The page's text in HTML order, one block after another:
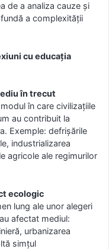
de a analiza cauze și
a complexității
cu educația
în trecut
în care civilizațiile
au contribuit la
Exemple: defrișările
industrializarea
agricole ale regimurilor
ecologic
lung ale unor alegeri
afectat mediul:
urbanizarea
simțul